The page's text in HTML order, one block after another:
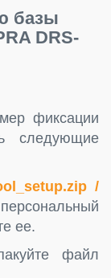
базы
DRS-
фиксации
следующие
/
ее.
файл